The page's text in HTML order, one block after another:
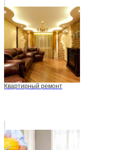
Квартирный ремонт